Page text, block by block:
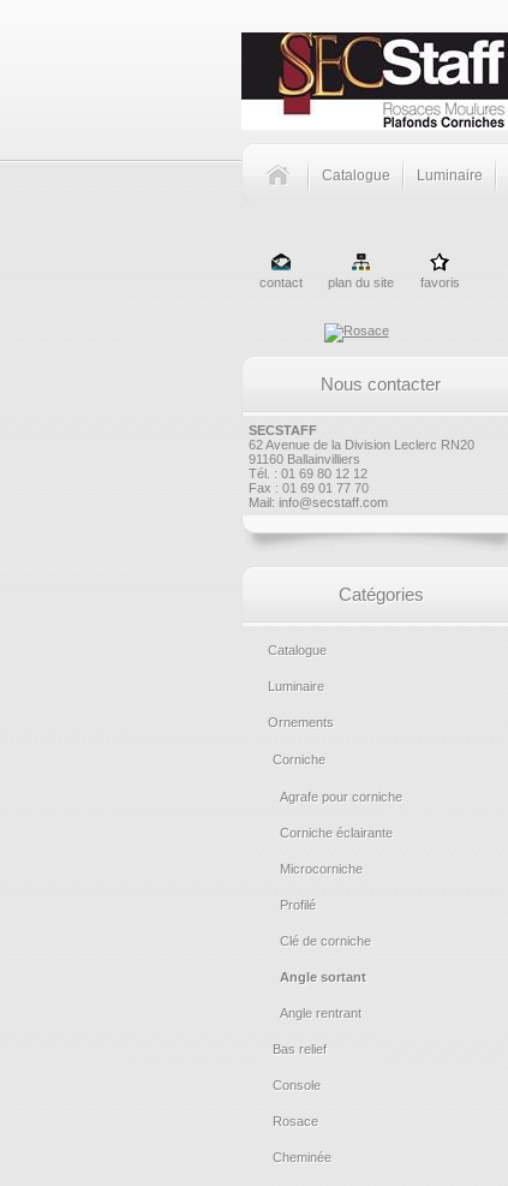
Catalogue Luminaire
contact plan du site favoris
Nous contacter
SECSTAFF
62 Avenue de la Division Leclerc RN20
91160 Ballainvilliers
Tél. : 01 69 80 12 12
Fax : 01 69 01 77 70
Mail: info@secstaff.com
Catégories
Catalogue
Luminaire
Ornements
Corniche
Agrafe pour corniche
Corniche éclairante
Microcorniche
Profilé
Clé de corniche
Angle sortant
Angle rentrant
Bas relief
Console
Rosace
Cheminée